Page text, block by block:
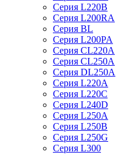
Серия L220В
Серия L200RA
Серия BL
Серия L200PA
Серия CL220A
Серия CL250A
Серия DL250A
Серия L220A
Серия L220C
Серия L240D
Серия L250A
Серия L250B
Серия L250G
Серия L300